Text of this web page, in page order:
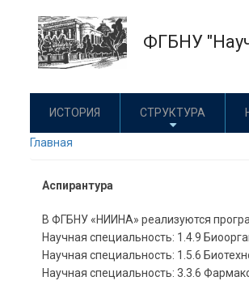
основному
содержанию
ФГБНУ
ИСТОРИЯ СТРУКТУРА
Главная
Аспирантура
В ФГБНУ «НИИНА» реализуются
Научная специальность: 1.4.9
Научная специальность: 1.5.6
Научная специальность: 3.3.6